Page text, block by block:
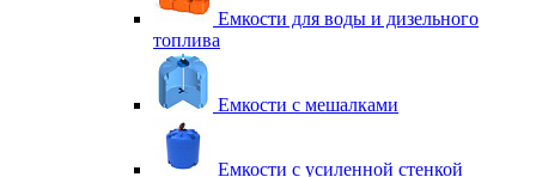
Емкости для воды и дизельного
топлива
Емкости с мешалками
Емкости с усиленной стенкой